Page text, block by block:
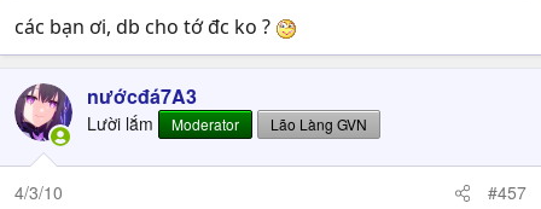
các bạn ơi, db cho tớ đc ko ?
nướcđá7A3
Lười lắm Moderator Lão Làng GVN
4/3/10 #457